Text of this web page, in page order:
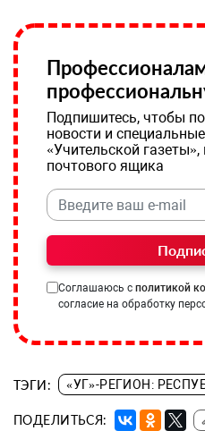
Подпишитесь, чтобы
новости и
«Учительской
почтового ящика
Соглашаюсь с политикой
согласие на обработку
ТЭГИ: «УГ»-РЕГИОН:
ПОДЕЛИТЬСЯ: